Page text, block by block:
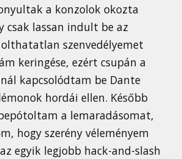
a konzolok okozta
csak lassan indult be az
szenvedélyemet
keringése, ezért csupán a
kapcsolódtam be Dante
hordái ellen. Később
a lemaradásomat,
hogy szerény véleményem
egyik legjobb hack-and-slash